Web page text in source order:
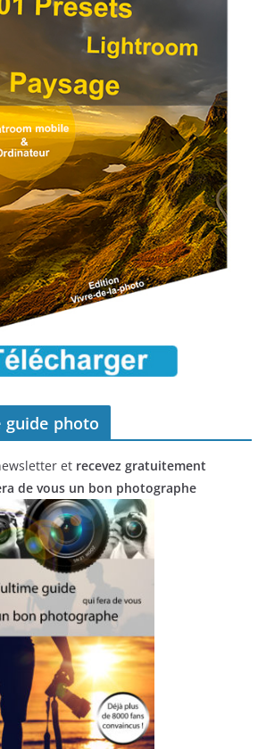
guide photo
et recevez gratuitement
de vous un bon photographe